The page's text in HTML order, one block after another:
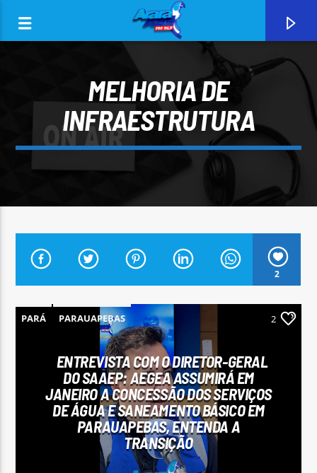
CURRENT TRACK
ARARA AZUL FM 96,9
Arara Azul FM
MELHORIA DE
INFRAESTRUTURA
2
PARÁ PARAUAPEBAS 2
ENTREVISTA COM O DIRETOR-GERAL
DO SAAEP: AEGEA ASSUMIRÁ EM
JANEIRO A CONCESSÃO DOS SERVIÇOS
DE ÁGUA E SANEAMENTO BÁSICO EM
PARAUAPEBAS, ENTENDA A
TRANSIÇÃO